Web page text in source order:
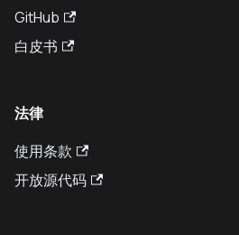
GitHub
白皮书
法律
使用条款
开放源代码